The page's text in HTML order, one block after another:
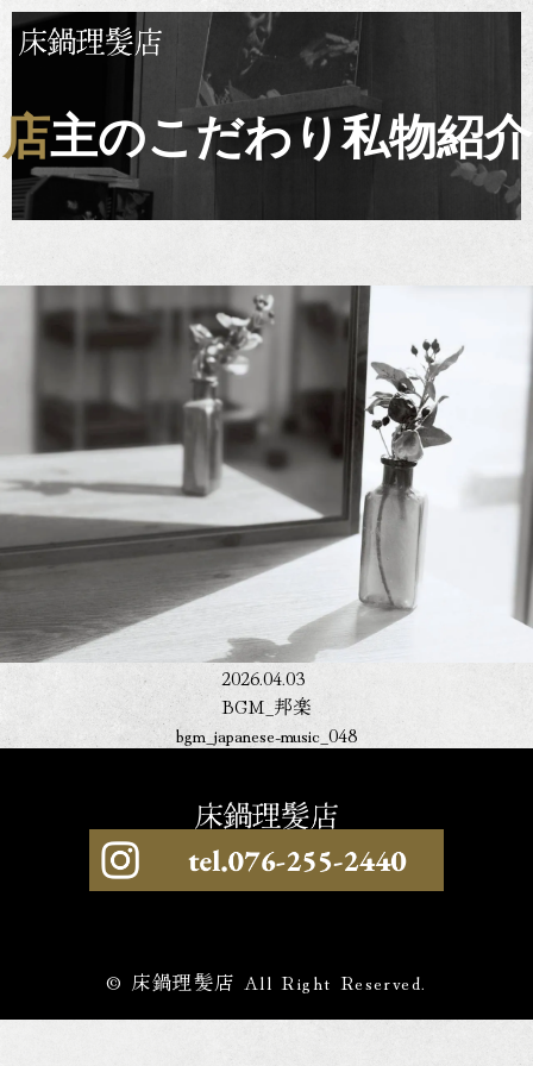
店主のこだわり私物紹介
2026.04.03
BGM_邦楽
bgm_japanese-music_048
© 床鍋理髪店 All Right Reserved.